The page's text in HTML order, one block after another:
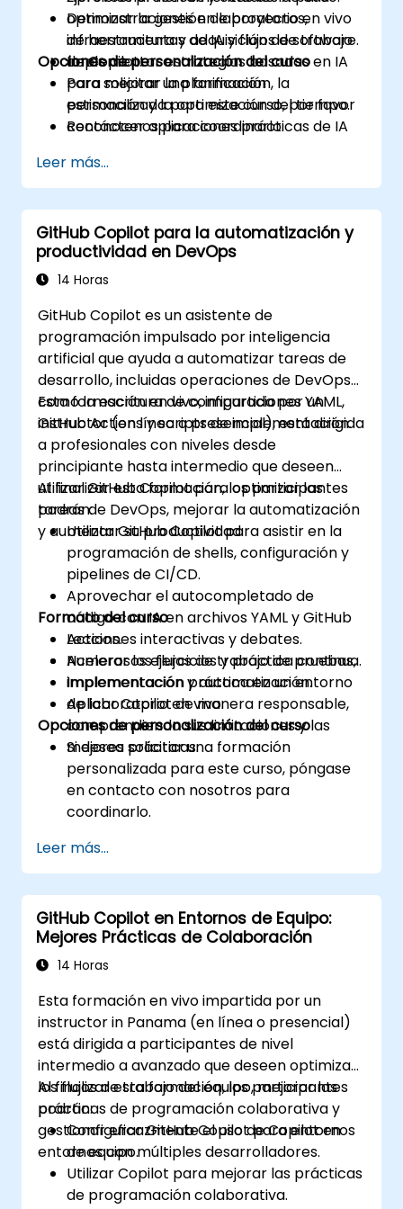
optimizar la gestión de proyectos,
infraestructura y adquisición de software.
Implementar estrategias basadas en IA
para mejorar la planificación, la
estimación y la optimización del tiempo.
Reconocer aplicaciones prácticas de IA
como el sector petrolero.
Demonstraciones en laboratorio en vivo
de herramientas de IA y flujos de trabajo
de Copilot.
Opciones de personalización del curso
Para solicitar una formación
personalizada para este curso, por favor
contáctenos para coordinarlo.
Leer más...
GitHub Copilot para la automatización y
productividad en DevOps
14 Horas
GitHub Copilot es un asistente de
programación impulsado por inteligencia
artificial que ayuda a automatizar tareas de
desarrollo, incluidas operaciones de DevOps
como la escritura de configuraciones YAML,
GitHub Actions y scripts de implementación.
Esta formación en vivo, impartida por un
instructor (en línea o presencial), está dirigida
a profesionales con niveles desde
principiante hasta intermedio que deseen
utilizar GitHub Copilot para optimizar las
tareas de DevOps, mejorar la automatización
y aumentar su productividad.
Al finalizar esta formación, los participantes
podrán:
Utilizar GitHub Copilot para asistir en la
programación de shells, configuración y
pipelines de CI/CD.
Aprovechar el autocompletado de
código con IA en archivos YAML y GitHub
Actions.
Acelerar los flujos de trabajo de pruebas,
implementación y automatización.
Aplicar Copilot de manera responsable,
comprendiendo sus limitaciones y las
mejores prácticas.
Formato del curso
Lecciones interactivas y debates.
Numerosos ejercicios y práctica continua.
Implementación práctica en un entorno
de laboratorio en vivo.
Opciones de personalización del curso
Si desea solicitar una formación
personalizada para este curso, póngase
en contacto con nosotros para
coordinarlo.
Leer más...
GitHub Copilot en Entornos de Equipo:
Mejores Prácticas de Colaboración
14 Horas
Esta formación en vivo impartida por un
instructor in Panama (en línea o presencial)
está dirigida a participantes de nivel
intermedio a avanzado que deseen optimizar
los flujos de trabajo del equipo, mejorar las
prácticas de programación colaborativa y
gestionar eficazmente el uso de Copilot en
entornos con múltiples desarrolladores.
Al finalizar esta formación, los participantes
podrán:
Configurar GitHub Copilot para entornos
de equipo.
Utilizar Copilot para mejorar las prácticas
de programación colaborativa.